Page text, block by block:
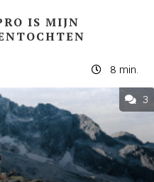
IS MIJN
8 min.
3